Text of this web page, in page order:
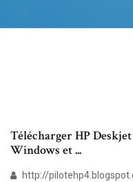
Télécharger HP
Windows et ...
http://